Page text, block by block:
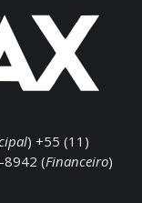
) +55 (11)
8942 (Financeiro)